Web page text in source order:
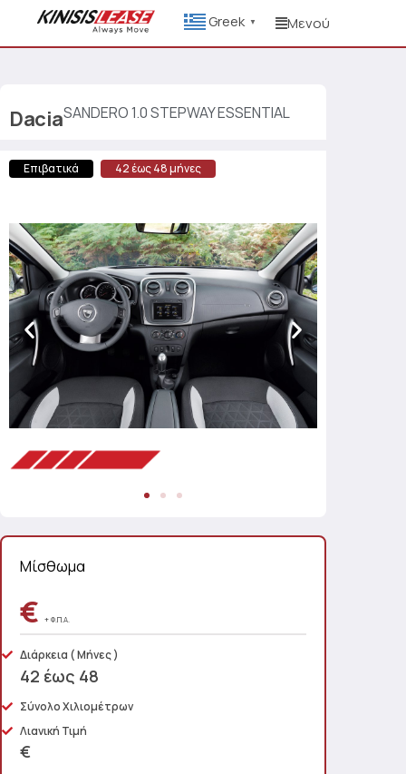
Greek ▼ Μενού
DaciaSANDERO 1.0 STEPWAY ESSENTIAL
Επιβατικά 42 έως 48 μήνες
Μίσθωμα
€ + Φ.Π.Α.
Διάρκεια ( Μήνες )
42 έως 48
Σύνολο Χιλιομέτρων
Λιανική Τιμή
€